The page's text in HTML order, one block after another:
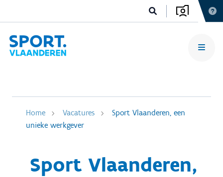
Home Vacatures
Sport Vlaanderen, een
unieke werkgever
Sport Vlaanderen,